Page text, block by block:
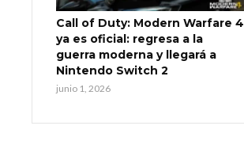
Call of Duty: Modern Warfare 4
ya es oficial: regresa a la
guerra moderna y llegará a
Nintendo Switch 2
junio 1, 2026